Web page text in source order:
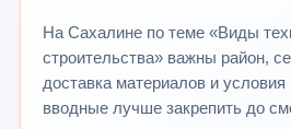
На Сахалине по теме «Виды
строительства» важны район,
доставка материалов и
вводные лучше закрепить до